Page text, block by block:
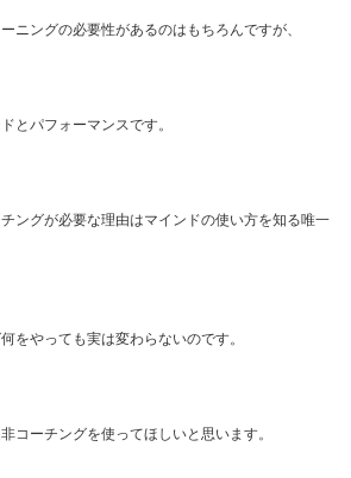
ニングの必要性があるのはもちろんですが、
とパフォーマンスです。
ングが必要な理由はマインドの使い方を知る唯一
をやっても実は変わらないのです。
コーチングを使ってほしいと思います。